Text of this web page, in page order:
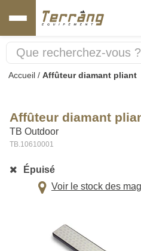
Accueil / Affûteur diamant pliant
Affûteur diamant
TB Outdoor
TB.10610001
Épuisé
Voir le stock des